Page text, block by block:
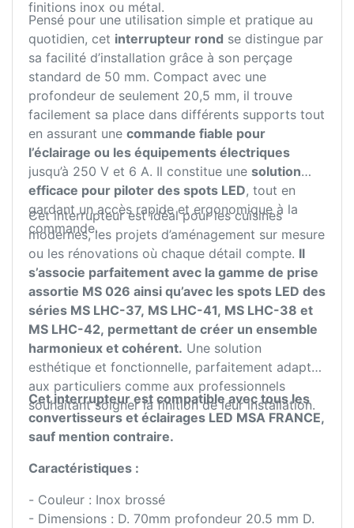
finitions inox ou métal.
Pensé pour une utilisation simple et pratique au
quotidien, cet interrupteur rond se distingue par
sa facilité d’installation grâce à son perçage
standard de 50 mm. Compact avec une
profondeur de seulement 20,5 mm, il trouve
facilement sa place dans différents supports tout
en assurant une commande fiable pour
l’éclairage ou les équipements électriques
jusqu’à 250 V et 6 A. Il constitue une solution
efficace pour piloter des spots LED, tout en
gardant un accès rapide et ergonomique à la
commande.
Cet interrupteur est idéal pour les cuisines
modernes, les projets d’aménagement sur mesure
ou les rénovations où chaque détail compte. Il
s’associe parfaitement avec la gamme de prise
assortie MS 026 ainsi qu’avec les spots LED des
séries MS LHC-37, MS LHC-41, MS LHC-38 et
MS LHC-42, permettant de créer un ensemble
harmonieux et cohérent. Une solution
esthétique et fonctionnelle, parfaitement adaptée
aux particuliers comme aux professionnels
souhaitant soigner la finition de leur installation.
Cet interrupteur est compatible avec tous les
convertisseurs et éclairages LED MSA FRANCE,
sauf mention contraire.
Caractéristiques :
- Couleur : Inox brossé
- Dimensions : D. 70mm profondeur 20.5 mm D.